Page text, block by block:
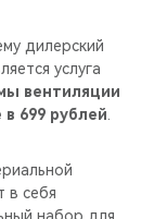
дилерский
услуга
вентиляции
699 рублей
в себя
набор для